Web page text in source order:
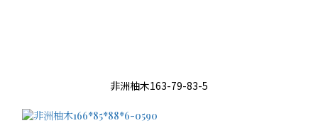
非洲柚木163-79-83-5